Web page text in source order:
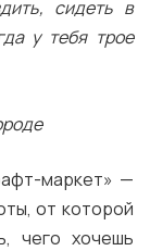
сидеть в
у тебя трое
маркет» —
от которой
чего хочешь